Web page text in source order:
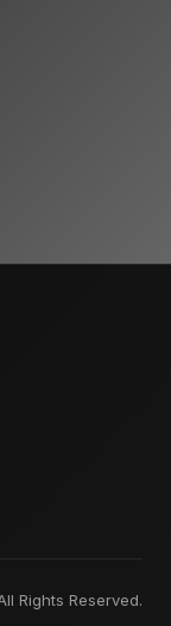
Rights Reserved.